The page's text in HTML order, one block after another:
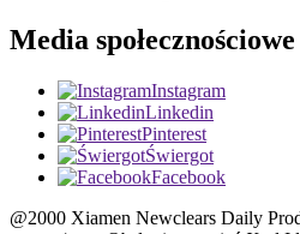
Media społecznościowe
Instagram
Linkedin
Pinterest
Świergot
Facebook
@2000 Xiamen Newclears Daily